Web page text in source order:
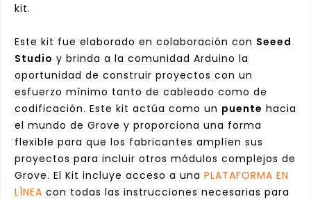
kit.
Este kit fue elaborado en colaboración con Seeed
Studio y brinda a la comunidad Arduino la
oportunidad de construir proyectos con un
esfuerzo mínimo tanto de cableado como de
codificación. Este kit actúa como un puente hacia
el mundo de Grove y proporciona una forma
flexible para que los fabricantes amplíen sus
proyectos para incluir otros módulos complejos de
Grove. El Kit incluye acceso a una PLATAFORMA EN
LÍNEA con todas las instrucciones necesarias para